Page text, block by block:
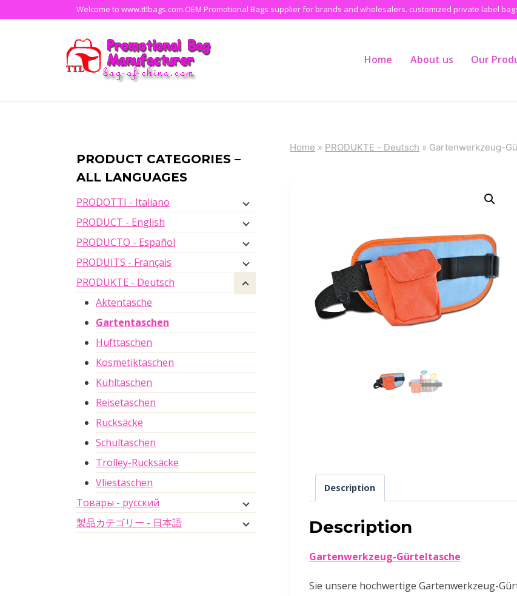
Welcome to www.ttlbags.com.OEM Promotional Bags supplier for brands and wholesalers. customized private label
Home About us Our
Home » PRODUKTE - Deutsch » Gartenwerkzeug-
Description
Description
Gartenwerkzeug-Gürteltasche
Sie unsere hochwertige Gartenwerkzeug-
PRODUCT CATEGORIES –
ALL LANGUAGES
PRODOTTI - Italiano
PRODUCT - English
PRODUCTO - Español
PRODUITS - Français
PRODUKTE - Deutsch
Aktentasche
Gartentaschen
Hüfttaschen
Kosmetiktaschen
Kühltaschen
Reisetaschen
Rucksäcke
Schultaschen
Trolley-Rucksäcke
Vliestaschen
Товары - русский
製品カテゴリー - 日本語